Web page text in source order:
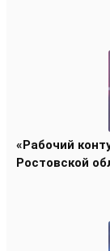
«Рабочий
Ростовской